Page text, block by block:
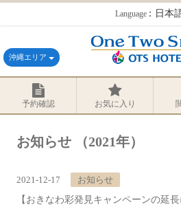
Language：日本
沖縄エリア
予約確認 お気に入り
お知らせ （2021年）
2021-12-17
お知らせ
【おきなわ彩発見キャンペーンの延長